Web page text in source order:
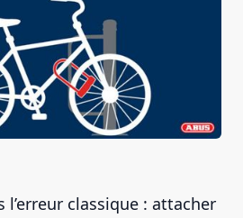
l’erreur classique : attacher